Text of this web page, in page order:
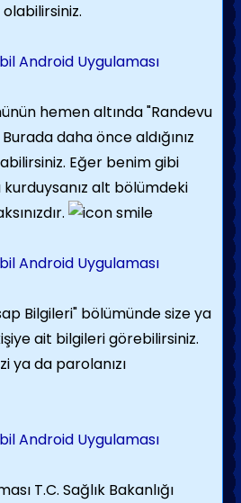
hemen altında "Randevu
daha önce aldığınız
Eğer benim gibi
alt bölümdeki
Bilgileri" bölümünde size ya
ait bilgileri görebilirsiniz.
ya da parolanızı
T.C. Sağlık Bakanlığı